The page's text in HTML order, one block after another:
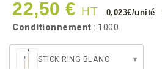
22,50 € HT 0,023€/unité
Conditionnement : 1000
STICK RING BLANC ▾